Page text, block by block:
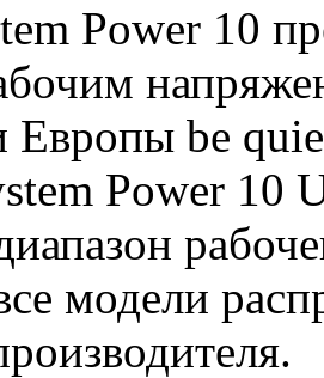
Power 10
Европы be
Power 10
модели